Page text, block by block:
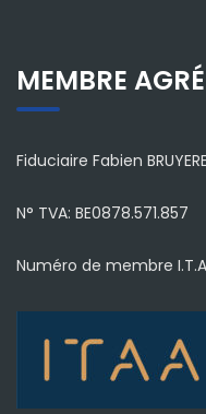
MEMBRE
Fiduciaire Fabien
N° TVA: BE0878.571.857
Numéro de membre